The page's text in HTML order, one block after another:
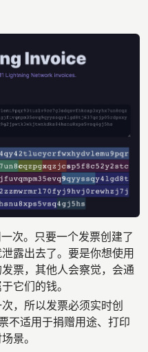
次。只要一个发票创建了
露出去了。要是你想使用
票，其他人会察觉，会通
它们的钱。
，所以发票必须实时创
不适用于捐赠用途、打印
景。